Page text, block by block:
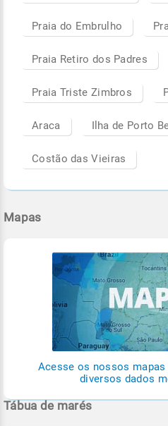
Praia do Embrulho
Praia Retiro dos Padres
Praia Triste Zimbros
Araca Ilha de Porto
Costão das Vieiras
Mapas
Acesse os nossos
diversos dados
Tábua de marés